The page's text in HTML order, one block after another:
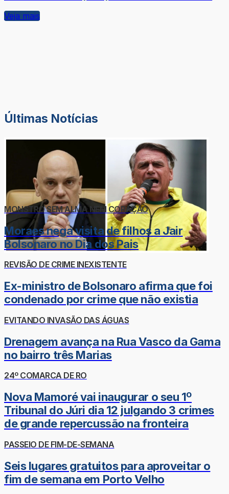
Veja mais
Últimas Notícias
MONSTRO SEM ALMA NEM CORAÇÃO
Moraes nega visita de filhos a Jair
Bolsonaro no Dia dos Pais
REVISÃO DE CRIME INEXISTENTE
Ex-ministro de Bolsonaro afirma que foi
condenado por crime que não existia
EVITANDO INVASÃO DAS ÁGUAS
Drenagem avança na Rua Vasco da Gama
no bairro três Marias
24º COMARCA DE RO
Nova Mamoré vai inaugurar o seu 1º
Tribunal do Júri dia 12 julgando 3 crimes
de grande repercussão na fronteira
PASSEIO DE FIM-DE-SEMANA
Seis lugares gratuitos para aproveitar o
fim de semana em Porto Velho